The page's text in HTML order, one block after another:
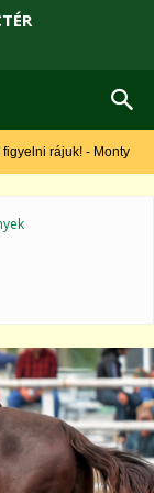
- Monty Roberts